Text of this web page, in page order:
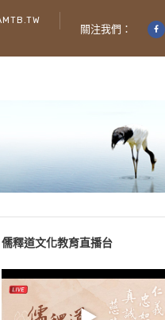
關注我們：
儒釋道文化教育直播台